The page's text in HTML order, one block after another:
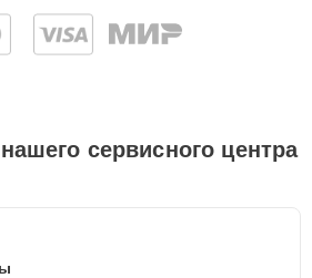
сервисного центра